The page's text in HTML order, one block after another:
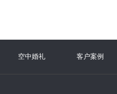
空中婚礼 客户案例